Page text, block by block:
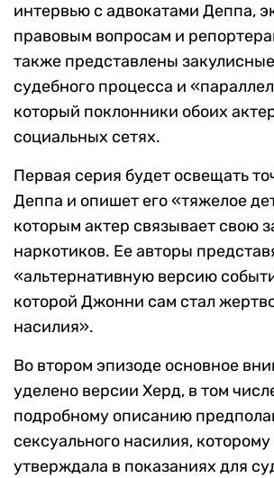
интервью с адвокатами Деппа,
правовым вопросам и
также представлены
судебного процесса и
который поклонники обоих
социальных сетях.
Первая серия будет освещать
Деппа и опишет его «тяжелое
которым актер связывает свою
наркотиков. Ее авторы
«альтернативную версию
которой Джонни сам стал
насилия».
Во втором эпизоде основное
уделено версии Херд, в том
подробному описанию
сексуального насилия, которому
утверждала в показаниях для